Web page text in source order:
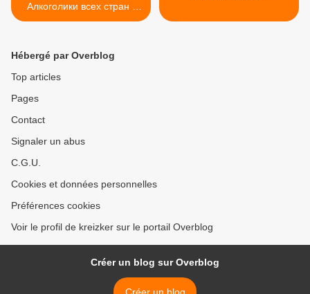
Алкоголики всех стран -
присоединяйтесь!
Hébergé par Overblog
Top articles
Pages
Contact
Signaler un abus
C.G.U.
Cookies et données personnelles
Préférences cookies
Voir le profil de kreizker sur le portail Overblog
Créer un blog sur Overblog